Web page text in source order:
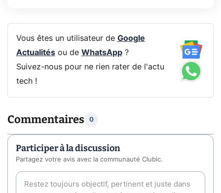
Vous êtes un utilisateur de Google
Actualitésou de WhatsApp?
Suivez-nous pour ne rien rater de l'actu
tech !
Commentaires 0
Participer à la discussion
Partagez votre avis avec la communauté Clubic.